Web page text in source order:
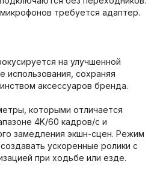
требуется адаптер.
на улучшенной
использования, сохраняя
аксессуаров бренда.
которыми отличается
4K/60 кадров/с и
замедления экшн-сцен. Режим
ускоренные ролики с
при ходьбе или езде.